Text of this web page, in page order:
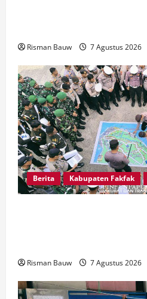
Risman Bauw 7 Agustus 2026
Berita Kabupaten Fakfak
Risman Bauw 7 Agustus 2026